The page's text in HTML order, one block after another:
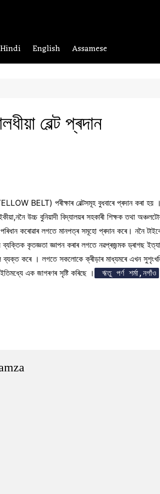
Hindi English Assamese
বেল্ট প্ৰদান
BELT) পৰীক্ষাৰ বেল্টসমূহ বুধবাৰে প্ৰদান কৰা হয়
উচ্চ বুনিয়াদী বিদ্যালয়ৰ সহকাৰী শিক্ষক তথা
কৰোৱাৰ লগতে মানপত্ৰ সমূহো প্ৰদান কৰে। ননৈ
কৃতজ্ঞতা জ্ঞাপন কৰাৰ লগতে নৱপ্ৰজন্মক ড্ৰাগছ
কৰে । লগতে সকলোকে ক্ৰীড়াৰ মাধ্যমৰে এখন
এক জাগৰণৰ সৃষ্টি কৰিছে ।
ঋতু পৰ্ণ শৰ্মা,নগাঁও